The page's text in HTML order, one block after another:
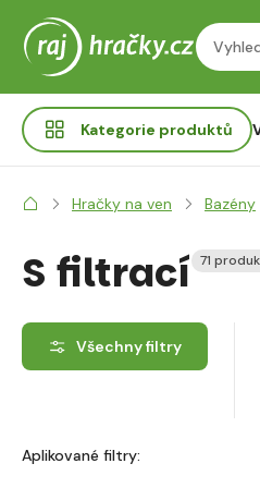
Kategorie produktů
Hračky na ven Bazény
S filtrací 71
Všechny filtry
Aplikované filtry: